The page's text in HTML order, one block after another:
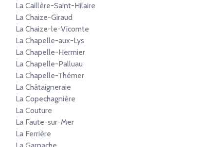
La Caillère-Saint-Hilaire
La Chaize-Giraud
La Chaize-le-Vicomte
La Chapelle-aux-Lys
La Chapelle-Hermier
La Chapelle-Palluau
La Chapelle-Thémer
La Châtaigneraie
La Copechagnière
La Couture
La Faute-sur-Mer
La Ferrière